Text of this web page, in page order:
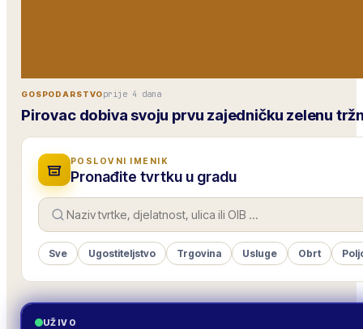
GOSPODARSTVOprije 4 dana
Pirovac dobiva svoju prvu zajedničku zelenu
POSLOVNI IMENIK
Pronađite tvrtku u gradu
Sve Ugostiteljstvo Trgovina Usluge Obrt
UŽIVO